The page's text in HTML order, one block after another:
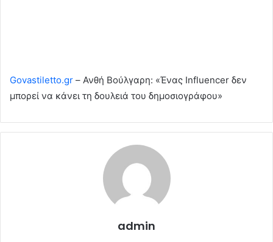
Govastiletto.gr – Ανθή Βούλγαρη: «Ένας Influencer δεν
μπορεί να κάνει τη δουλειά του δημοσιογράφου»
admin